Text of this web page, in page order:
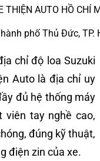
phố Thủ Đức, TP.
chỉ độ loa Suzuki
Auto là địa chỉ uy
đủ hệ thống máy
viên tay nghề cao,
đúng kỹ thuật,
điện zin của xe.